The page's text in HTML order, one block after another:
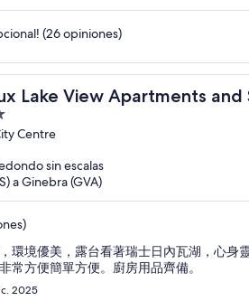
(26 opiniones)
Lake View Apartments and
Centre
sin escalas
a Ginebra (GVA)
環境優美，露台看著瑞士日內瓦湖，心身
常方便簡單方便。廚房用品齊備。
2025